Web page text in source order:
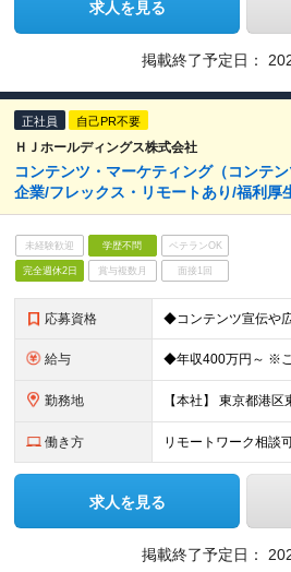
求人を見る
掲載終了予定日：
正社員 自己PR不要
ＨＪホールディングス株式会社
コンテンツ・マーケティング（コンテ
企業/フレックス・リモートあり/福利厚
未経験歓迎 学歴不問 ベテランOK
完全週休2日 賞与複数月 面接1回
応募資格
給与
勤務地
働き方 リモートワーク相談
求人を見る
掲載終了予定日：